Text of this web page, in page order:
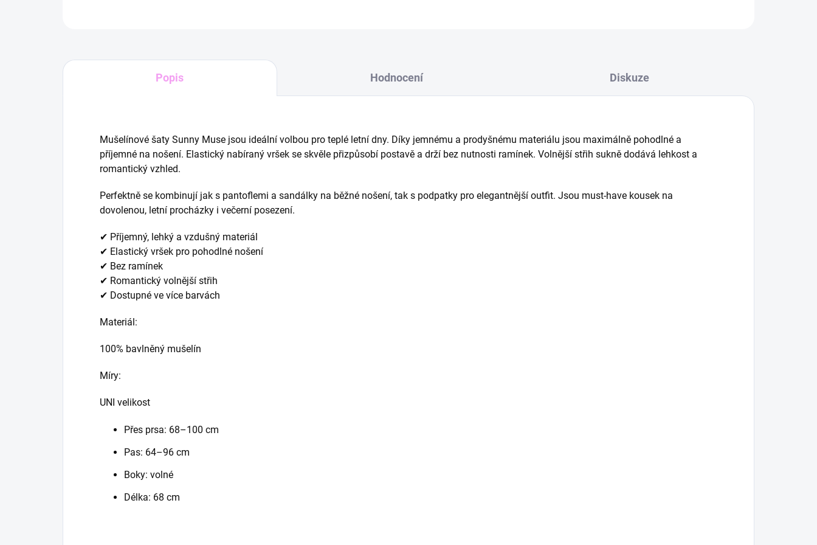
Popis Hodnocení Diskuze
Mušelínové šaty Sunny Muse jsou ideální volbou pro teplé letní dny. Díky jemnému a prodyšnému materiálu jsou maximálně pohodlné a
příjemné na nošení. Elastický nabíraný vršek se skvěle přizpůsobí postavě a drží bez nutnosti ramínek. Volnější střih sukně dodává lehkost a
romantický vzhled.
Perfektně se kombinují jak s pantoflemi a sandálky na běžné nošení, tak s podpatky pro elegantnější outfit. Jsou must-have kousek na
dovolenou, letní procházky i večerní posezení.
✔ Příjemný, lehký a vzdušný materiál
✔ Elastický vršek pro pohodlné nošení
✔ Bez ramínek
✔ Romantický volnější střih
✔ Dostupné ve více barvách
Materiál:
100% bavlněný mušelín
Míry:
UNI velikost
Přes prsa: 68–100 cm
Pas: 64–96 cm
Boky: volné
Délka: 68 cm